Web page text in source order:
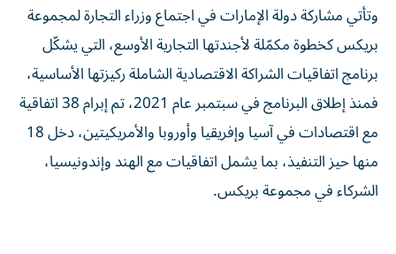
وتأتي مشاركة دولة الإمارات في اجتماع وزراء التجارة لمجموعة
بريكس كخطوة مكمّلة لأجندتها التجارية الأوسع، التي يشكّل
برنامج اتفاقيات الشراكة الاقتصادية الشاملة ركيزتها الأساسية،
فمنذ إطلاق البرنامج في سبتمبر عام 2021، تم إبرام 38 اتفاقية
مع اقتصادات في آسيا وإفريقيا وأوروبا والأمريكيتين، دخل 18
منها حيز التنفيذ، بما يشمل اتفاقيات مع الهند وإندونيسيا،
الشركاء في مجموعة بريكس.